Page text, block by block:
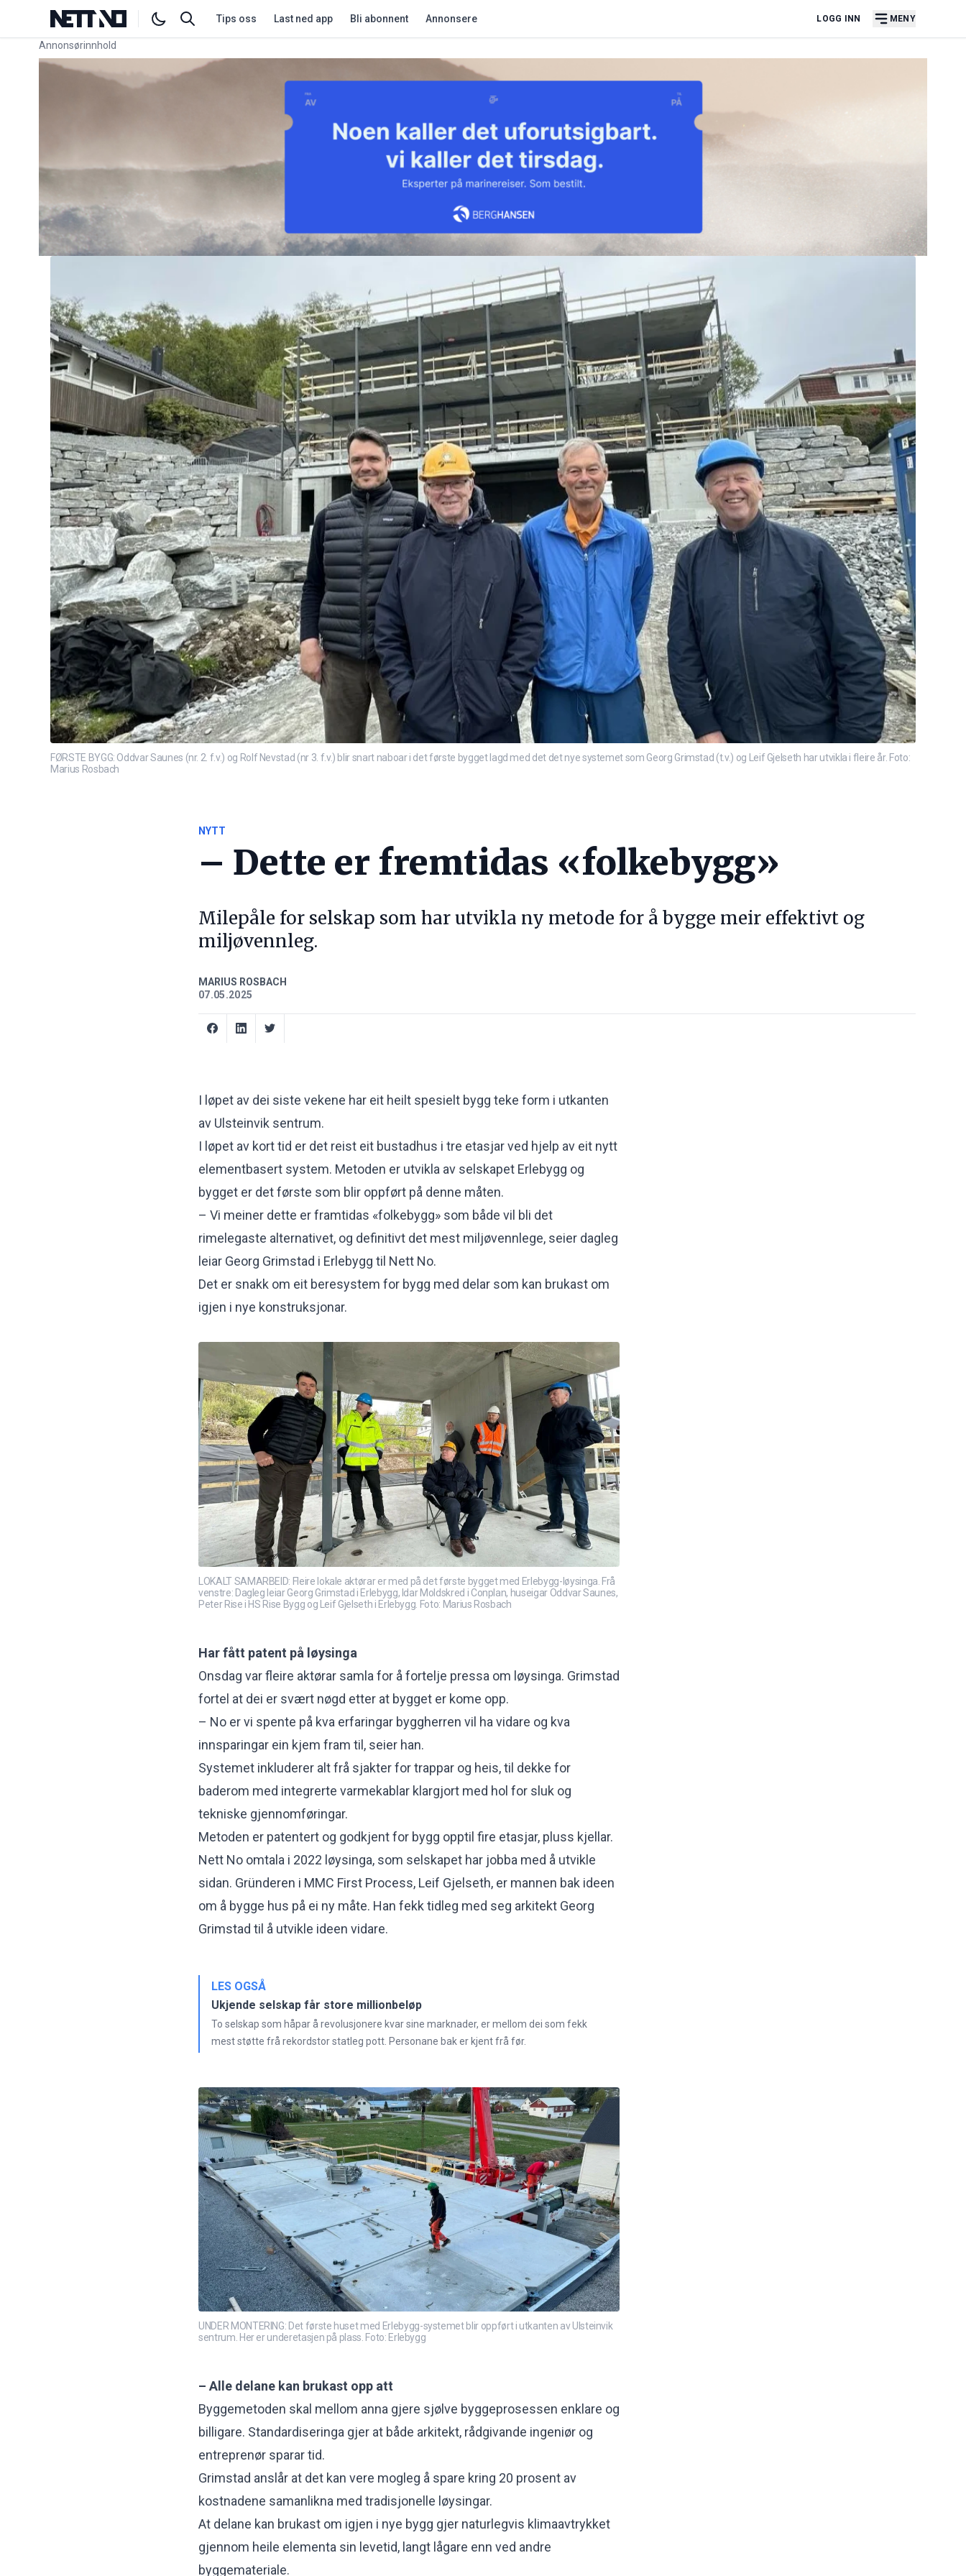
Tips oss Last ned app Bli abonnent Annonsere LOGG INN MENY
Annonsørinnhold
Link for annonse
FØRSTE BYGG: Oddvar Saunes (nr. 2. f.v.) og Rolf Nevstad (nr 3. f.v.) blir snart naboar i det første bygget lagd med det det nye systemet som Georg Grimstad (t.v.) og Leif Gjelseth har utvikla i fleire år. Foto:
Marius Rosbach
NYTT
– Dette er fremtidas «folkebygg»
Milepåle for selskap som har utvikla ny metode for å bygge meir effektivt og
miljøvennleg.
MARIUS ROSBACH
07.05.2025
I løpet av dei siste vekene har eit heilt spesielt bygg teke form i utkanten
av Ulsteinvik sentrum.
I løpet av kort tid er det reist eit bustadhus i tre etasjar ved hjelp av eit nytt
elementbasert system. Metoden er utvikla av selskapet Erlebygg og
bygget er det første som blir oppført på denne måten.
– Vi meiner dette er framtidas «folkebygg» som både vil bli det
rimelegaste alternativet, og definitivt det mest miljøvennlege, seier dagleg
leiar Georg Grimstad i Erlebygg til Nett No.
Det er snakk om eit beresystem for bygg med delar som kan brukast om
igjen i nye konstruksjonar.
LOKALT SAMARBEID: Fleire lokale aktørar er med på det første bygget med Erlebygg-løysinga. Frå
venstre: Dagleg leiar Georg Grimstad i Erlebygg, Idar Moldskred i Conplan, huseigar Oddvar Saunes,
Peter Rise i HS Rise Bygg og Leif Gjelseth i Erlebygg. Foto: Marius Rosbach
Har fått patent på løysinga
Onsdag var fleire aktørar samla for å fortelje pressa om løysinga. Grimstad
fortel at dei er svært nøgd etter at bygget er kome opp.
– No er vi spente på kva erfaringar byggherren vil ha vidare og kva
innsparingar ein kjem fram til, seier han.
Systemet inkluderer alt frå sjakter for trappar og heis, til dekke for
baderom med integrerte varmekablar klargjort med hol for sluk og
tekniske gjennomføringar.
Metoden er patentert og godkjent for bygg opptil fire etasjar, pluss kjellar.
Nett No omtala i 2022 løysinga, som selskapet har jobba med å utvikle
sidan. Gründeren i MMC First Process, Leif Gjelseth, er mannen bak ideen
om å bygge hus på ei ny måte. Han fekk tidleg med seg arkitekt Georg
Grimstad til å utvikle ideen vidare.
LES OGSÅ
Ukjende selskap får store millionbeløp
To selskap som håpar å revolusjonere kvar sine marknader, er mellom dei som fekk
mest støtte frå rekordstor statleg pott. Personane bak er kjent frå før.
UNDER MONTERING: Det første huset med Erlebygg-systemet blir oppført i utkanten av Ulsteinvik
sentrum. Her er underetasjen på plass. Foto: Erlebygg
– Alle delane kan brukast opp att
Byggemetoden skal mellom anna gjere sjølve byggeprosessen enklare og
billigare. Standardiseringa gjer at både arkitekt, rådgivande ingeniør og
entreprenør sparar tid.
Grimstad anslår at det kan vere mogleg å spare kring 20 prosent av
kostnadene samanlikna med tradisjonelle løysingar.
At delane kan brukast om igjen i nye bygg gjer naturlegvis klimaavtrykket
gjennom heile elementa sin levetid, langt lågare enn ved andre
byggemateriale.